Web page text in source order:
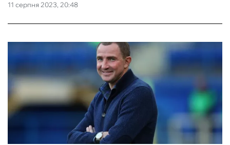
11 серпня 2023, 20:48